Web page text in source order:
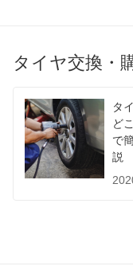
タイヤ交換・
タ
ど
で
説